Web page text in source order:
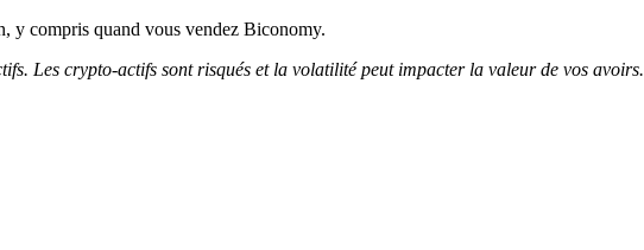
y compris quand vous vendez Biconomy.
Les crypto-actifs sont risqués et la volatilité peut impacter la valeur de vos avoirs.